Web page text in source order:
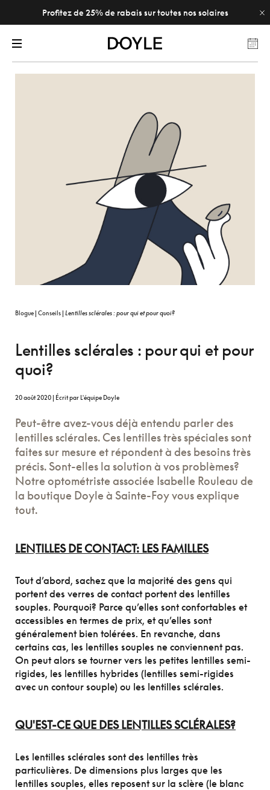
Profitez de 25% de rabais sur toutes nos solaires
Blogue | Conseils | Lentilles sclérales : pour qui et pour quoi?
Lentilles sclérales : pour qui et pour
quoi?
20août 2020 | Écrit par L'équipe Doyle
Peut-être avez-vous déjà entendu parler des
lentilles sclérales. Ces lentilles très spéciales sont
faites sur mesure et répondent à des besoins très
précis. Sont-elles la solution à vos problèmes?
Notre optométriste associée Isabelle Rouleau de
la boutique Doyle à Sainte-Foy vous explique
tout.
LENTILLES DE CONTACT: LES FAMILLES
Tout d’abord, sachez que la majorité des gens qui
portent des verres de contact portent des lentilles
souples. Pourquoi? Parce qu’elles sont confortables et
accessibles en termes de prix, et qu’elles sont
généralement bien tolérées. En revanche, dans
certains cas, les lentilles souples ne conviennent pas.
On peut alors se tourner vers les petites lentilles semi-
rigides, les lentilles hybrides (lentilles semi-rigides
avec un contour souple) ou les lentilles sclérales.
QU'EST-CE QUE DES LENTILLES SCLÉRALES?
Les lentilles sclérales sont des lentilles très
particulières. De dimensions plus larges que les
lentilles souples, elles reposent sur la sclère (le blanc